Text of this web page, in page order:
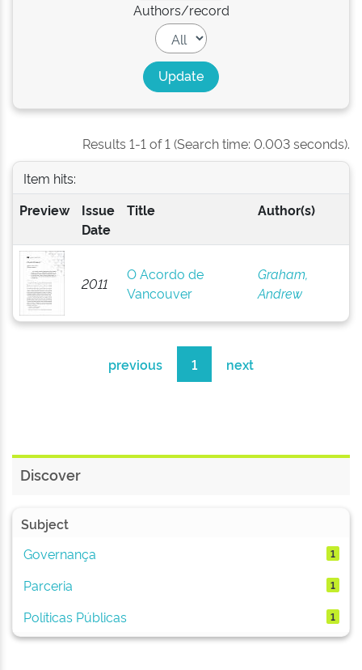
Authors/record
Results 1-1 of 1 (Search time: 0.003 seconds).
Item hits:
Preview
Issue
Date
Title Author(s)
2011
O Acordo de
Vancouver
Graham,
Andrew
previous 1 next
Discover
Subject
Governança
1
Parceria 1
Políticas Públicas 1